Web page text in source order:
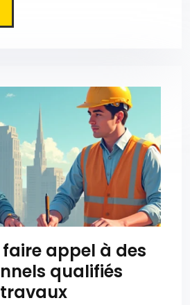
appel à des
qualifiés